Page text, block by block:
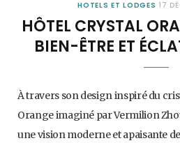
HOTELS ET LODGES 17
HÔTEL CRYSTAL
BIEN-ÊTRE ET
À travers son design inspiré du
Orange imaginé par Vermilion
une vision moderne et apaisante